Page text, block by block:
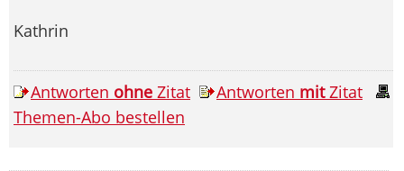
Kathrin
Antworten ohne Zitat Antworten mitZitat
Themen-Abo bestellen